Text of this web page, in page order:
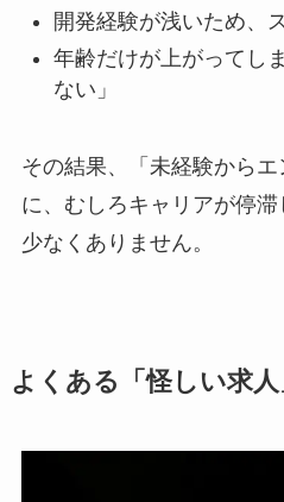
開発経験が浅いため、
年齢だけが上がってし
ない」
その結果、「未経験から
に、むしろキャリアが停
少なくありません。
よくある「怪しい求